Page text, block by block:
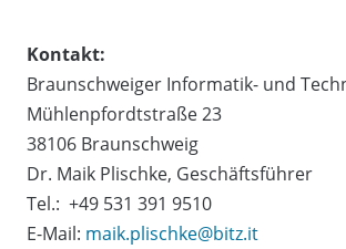
Kontakt:
Braunschweiger Informatik- und
Mühlenpfordtstraße 23
38106 Braunschweig
Dr. Maik Plischke, Geschäftsführer
Tel.: +49 531 391 9510
E-Mail: maik.plischke@bitz.it